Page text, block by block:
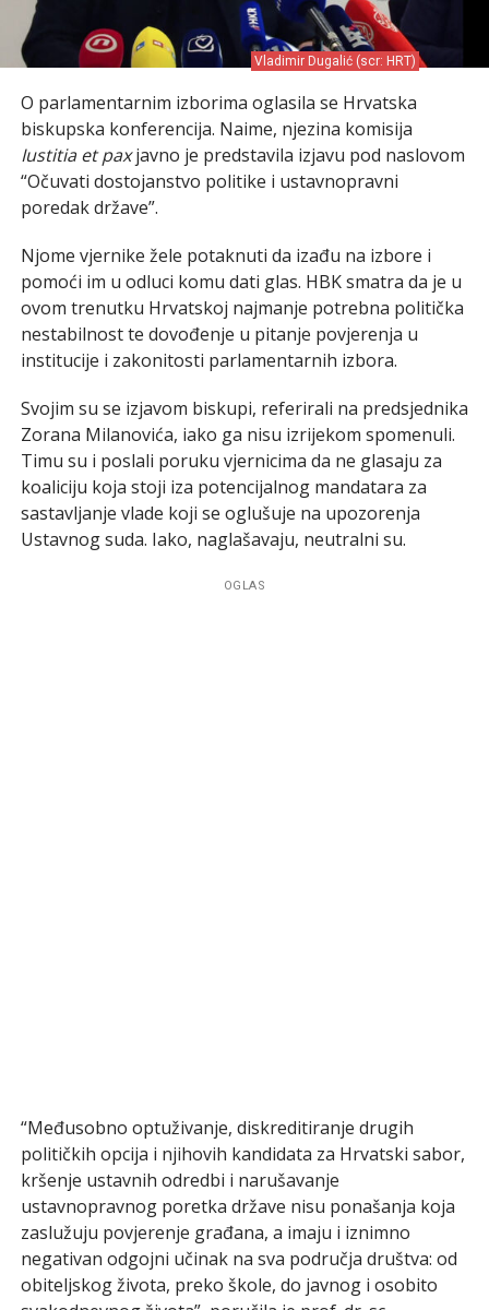
Vladimir Dugalić (scr: HRT)
O parlamentarnim izborima oglasila se Hrvatska
biskupska konferencija. Naime, njezina komisija
Iustitia et paxjavno je predstavila izjavu pod naslovom
“Očuvati dostojanstvo politike i ustavnopravni
poredak države”.
Njome vjernike žele potaknuti da izađu na izbore i
pomoći im u odluci komu dati glas. HBK smatra da je u
ovom trenutku Hrvatskoj najmanje potrebna politička
nestabilnost te dovođenje u pitanje povjerenja u
institucije i zakonitosti parlamentarnih izbora.
Svojim su se izjavom biskupi, referirali na predsjednika
Zorana Milanovića, iako ga nisu izrijekom spomenuli.
Timu su i poslali poruku vjernicima da ne glasaju za
koaliciju koja stoji iza potencijalnog mandatara za
sastavljanje vlade koji se oglušuje na upozorenja
Ustavnog suda. Iako, naglašavaju, neutralni su.
OGLAS
“Međusobno optuživanje, diskreditiranje drugih
političkih opcija i njihovih kandidata za Hrvatski sabor,
kršenje ustavnih odredbi i narušavanje
ustavnopravnog poretka države nisu ponašanja koja
zaslužuju povjerenje građana, a imaju i iznimno
negativan odgojni učinak na sva područja društva: od
obiteljskog života, preko škole, do javnog i osobito